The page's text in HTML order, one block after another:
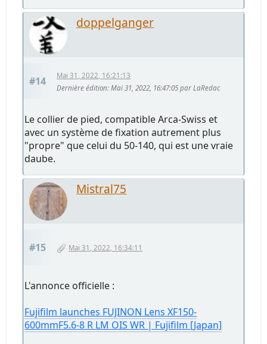
doppelganger
#14
Mai 31, 2022, 16:21:13
Dernière édition: Mai 31, 2022, 16:47:05 par LaRedac
Le collier de pied, compatible Arca-Swiss et
avec un système de fixation autrement plus
"propre" que celui du 50-140, qui est une vraie
daube.
Mistral75
#15 Mai 31, 2022, 16:34:11
L'annonce officielle :
Fujifilm launches FUJINON Lens XF150-
600mmF5.6-8 R LM OIS WR | Fujifilm [Japan]